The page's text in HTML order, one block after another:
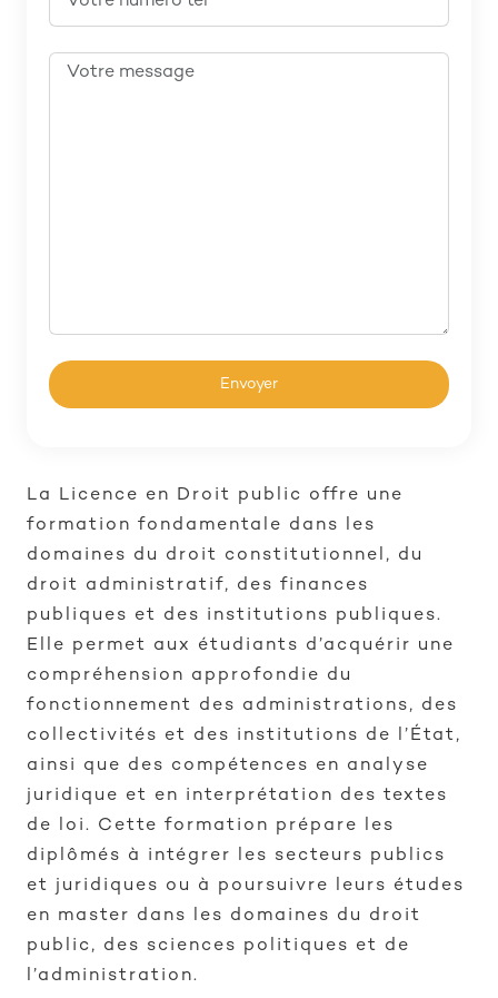
La Licence en Droit public offre une
formation fondamentale dans les
domaines du droit constitutionnel, du
droit administratif, des finances
publiques et des institutions publiques.
Elle permet aux étudiants d’acquérir une
compréhension approfondie du
fonctionnement des administrations, des
collectivités et des institutions de l’État,
ainsi que des compétences en analyse
juridique et en interprétation des textes
de loi. Cette formation prépare les
diplômés à intégrer les secteurs publics
et juridiques ou à poursuivre leurs études
en master dans les domaines du droit
public, des sciences politiques et de
l’administration.